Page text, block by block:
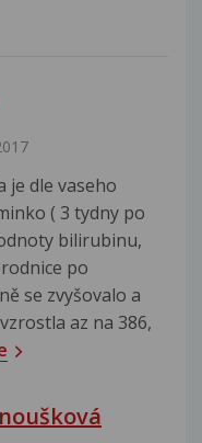
je dle vaseho
( 3 tydny po
bilirubinu,
po
se zvyšovalo a
az na 386,